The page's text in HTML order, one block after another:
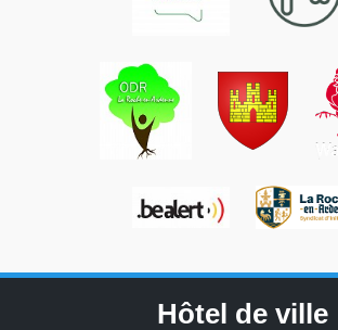
Hôtel de ville